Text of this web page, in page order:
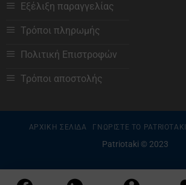
Εξέλιξη παραγγελίας
Τρόποι πληρωμής
Πολιτική Επιστροφών
Τρόποι αποστολής
ΑΡΧΙΚΗ ΣΕΛΙΔΑ ΓΝΩΡΙΣΤΕ ΤΟ PATRIOTAKI
Patriotaki © 2023